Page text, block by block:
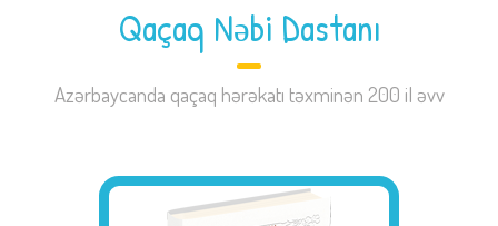
Qaçaq Nəbi Dastanı
Azərbaycanda qaçaq hərəkatı təxminən 200 il əvv